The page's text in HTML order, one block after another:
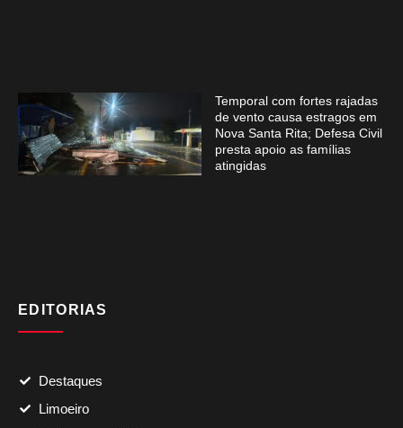
Temporal com fortes rajadas
de vento causa estragos em
Nova Santa Rita; Defesa Civil
presta apoio as famílias
atingidas
EDITORIAS
Destaques
Limoeiro